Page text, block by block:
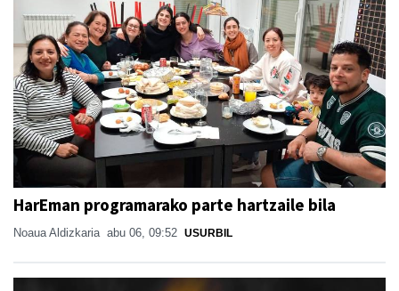
HarEman programarako parte hartzaile bila
Noaua Aldizkaria abu 06, 09:52 USURBIL